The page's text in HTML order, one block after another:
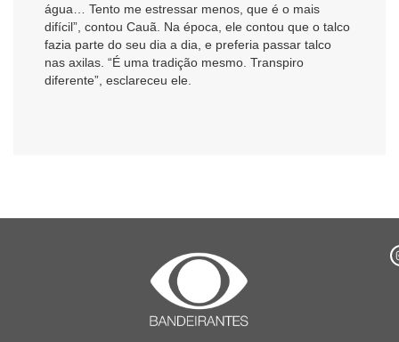
água… Tento me estressar menos, que é o mais
difícil”, contou Cauã. Na época, ele contou que o talco
fazia parte do seu dia a dia, e preferia passar talco
nas axilas. “É uma tradição mesmo. Transpiro
diferente”, esclareceu ele.